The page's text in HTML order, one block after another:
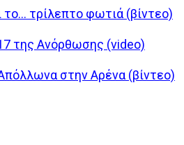
τρίλεπτο φωτιά (βίντεο)
της Ανόρθωσης (video)
στην Αρένα (βίντεο)